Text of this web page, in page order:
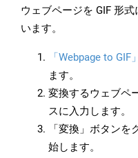
ウェブページを GIF 形
います。
「Webpage to GIF」
ます。
変換するウェブペ
スに入力します。
「変換」ボタン
始します。